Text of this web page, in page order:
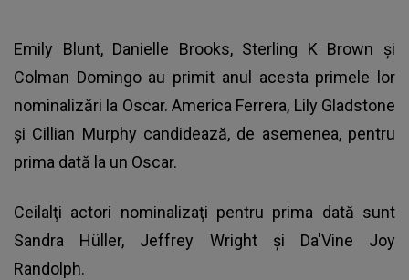
Emily Blunt, Danielle Brooks, Sterling K Brown şi
Colman Domingo au primit anul acesta primele lor
nominalizări la Oscar. America Ferrera, Lily Gladstone
şi Cillian Murphy candidează, de asemenea, pentru
prima dată la un Oscar.
Ceilalţi actori nominalizaţi pentru prima dată sunt
Sandra Hüller, Jeffrey Wright şi Da'Vine Joy
Randolph.